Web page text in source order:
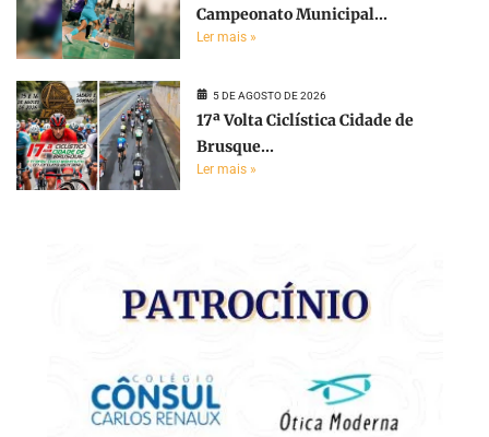
Campeonato Municipal...
Ler mais »
5 DE AGOSTO DE 2026
17ª Volta Ciclística Cidade de
Brusque...
Ler mais »